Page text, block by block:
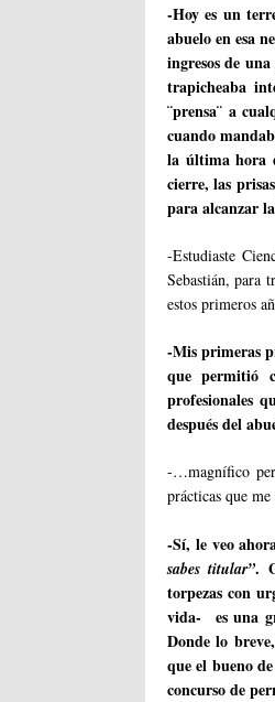
-Hoy es un
abuelo en esa
ingresos de
trapicheaba
¨prensa¨ a
cuando
la última hora
cierre, las
para alcanzar
-Estudiaste
Sebastián, para
estos primeros
-Mis primeras
que permitió
profesionales
después del
-…magnífico
prácticas que
-Sí, le veo
sabes titular”.
torpezas con
vida- es una
Donde lo
que el bueno
concurso de